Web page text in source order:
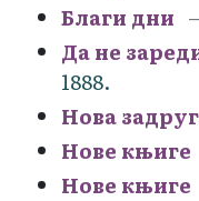
Благи дни
Да не
1888.
Нова
Нове књиге
Нове књиге